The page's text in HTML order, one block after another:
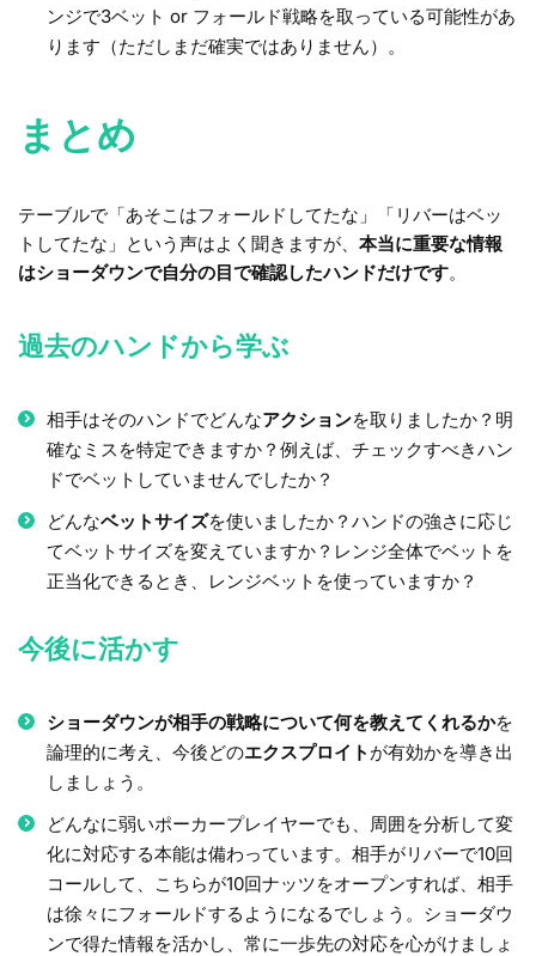
ンジで3ベット or フォールド戦略を取っている可能性があ
ります（ただしまだ確実ではありません）。
まとめ
テーブルで「あそこはフォールドしてたな」「リバーはベッ
トしてたな」という声はよく聞きますが、 本当に重要な情報
はショーダウンで自分の目で確認したハンドだけです。
過去のハンドから学ぶ
相手はそのハンドでどんなアクションを取りましたか？明
確なミスを特定できますか？例えば、チェックすべきハン
ドでベットしていませんでしたか？
どんなベットサイズを使いましたか？ハンドの強さに応じ
てベットサイズを変えていますか？レンジ全体でベットを
正当化できるとき、レンジベットを使っていますか？
今後に活かす
ショーダウンが相手の戦略について何を教えてくれるかを
論理的に考え、今後どのエクスプロイト が有効かを導き出
しましょう。
どんなに弱いポーカープレイヤーでも、周囲を分析して変
化に対応する本能は備わっています。相手がリバーで10回
コールして、こちらが10回ナッツをオープンすれば、相手
は徐々にフォールドするようになるでしょう。ショーダウ
ンで得た情報を活かし、常に一歩先の対応を心がけましょ